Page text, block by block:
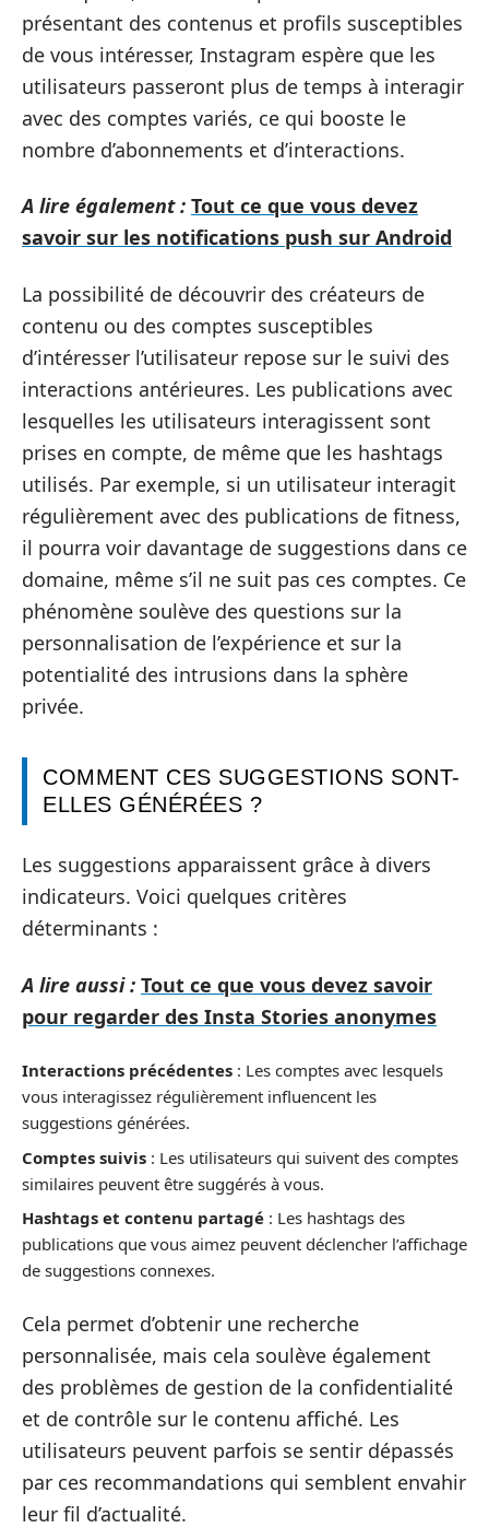
présentant des contenus et profils susceptibles
de vous intéresser, Instagram espère que les
utilisateurs passeront plus de temps à interagir
avec des comptes variés, ce qui booste le
nombre d’abonnements et d’interactions.
A lire également : Tout ce que vous devez
savoir sur les notifications push sur Android
La possibilité de découvrir des créateurs de
contenu ou des comptes susceptibles
d’intéresser l’utilisateur repose sur le suivi des
interactions antérieures. Les publications avec
lesquelles les utilisateurs interagissent sont
prises en compte, de même que les hashtags
utilisés. Par exemple, si un utilisateur interagit
régulièrement avec des publications de fitness,
il pourra voir davantage de suggestions dans ce
domaine, même s’il ne suit pas ces comptes. Ce
phénomène soulève des questions sur la
personnalisation de l’expérience et sur la
potentialité des intrusions dans la sphère
privée.
COMMENT CES SUGGESTIONS SONT-
ELLES GÉNÉRÉES ?
Les suggestions apparaissent grâce à divers
indicateurs. Voici quelques critères
déterminants :
A lire aussi : Tout ce que vous devez savoir
pour regarder des Insta Stories anonymes
Interactions précédentes : Les comptes avec lesquels
vous interagissez régulièrement influencent les
suggestions générées.
Comptes suivis : Les utilisateurs qui suivent des comptes
similaires peuvent être suggérés à vous.
Hashtags et contenu partagé : Les hashtags des
publications que vous aimez peuvent déclencher l’affichage
de suggestions connexes.
Cela permet d’obtenir une recherche
personnalisée, mais cela soulève également
des problèmes de gestion de la confidentialité
et de contrôle sur le contenu affiché. Les
utilisateurs peuvent parfois se sentir dépassés
par ces recommandations qui semblent envahir
leur fil d’actualité.